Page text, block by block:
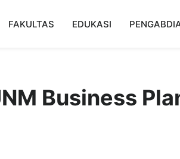
FAKULTAS EDUKASI
Business